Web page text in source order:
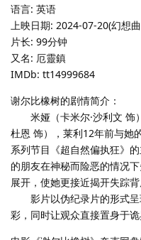
语言: 英语
上映日期: 2024-07-20(幻想
片长: 99分钟
又名: 厄靈鎮
IMDb: tt14999684
谢尔比橡树的剧情简介：
米娅（卡米尔·沙利文 饰
杜恩 饰），莱利12年前与她
系列节目《超自然偏执狂》
的朋友在神秘而险恶的情况
展开，使她更接近揭开失踪背
影片以伪纪录片的形式呈
彩，同时让观众直接置身于诡